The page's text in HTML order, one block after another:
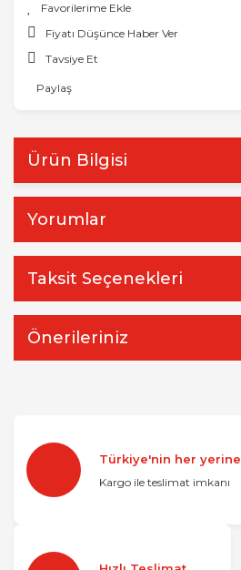
Fiyatı Düşünce Haber Ver
Tavsiye Et
Paylaş
Ürün Bilgisi
Yorumlar
Taksit Seçenekleri
Önerileriniz
Türkiye'nin her yerine
Kargo ile teslimat imkanı